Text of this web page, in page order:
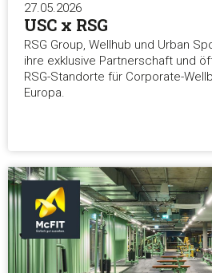
27.05.2026
USC x RSG
RSG Group, Wellhub und Urban
ihre exklusive Partnerschaft und
RSG-Standorte für Corporate-
Europa.